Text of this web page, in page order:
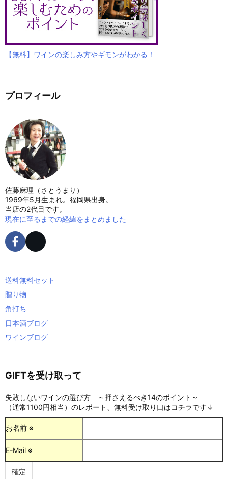
【無料】ワインの楽しみ方やギモンがわかる！
プロフィール
佐藤麻理（さとうまり）
1969年5月生まれ。福岡県出身。
当店の2代目です。
現在に至るまでの経緯をまとめました
送料無料セット
贈り物
角打ち
日本酒ブログ
ワインブログ
GIFTを受け取って
失敗しないワインの選び方 ～押さえるべき14のポイント～
（通常1100円相当）のレポート、無料受け取り口はコチラです↓
お名前 ※
E-Mail ※